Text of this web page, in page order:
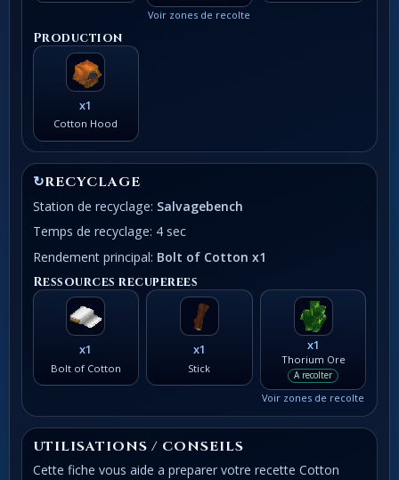
Voir zones de recolte
Production
x1
Cotton Hood
↻RECYCLAGE
Station de recyclage: Salvagebench
Temps de recyclage: 4 sec
Rendement principal: Bolt of Cotton x1
Ressources recuperees
x1
Bolt of Cotton
x1
Stick
x1
Thorium Ore
A recolter
Voir zones de recolte
UTILISATIONS / CONSEILS
Cette fiche vous aide a preparer votre recette Cotton